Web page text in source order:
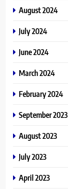
August 2024
July 2024
June 2024
March 2024
February 2024
September 2023
August 2023
July 2023
April 2023